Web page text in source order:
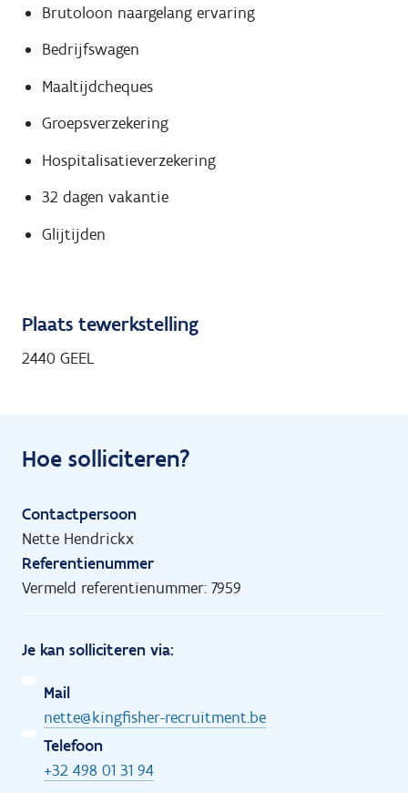
Brutoloon naargelang ervaring
Bedrijfswagen
Maaltijdcheques
Groepsverzekering
Hospitalisatieverzekering
32 dagen vakantie
Glijtijden
Plaats tewerkstelling
2440 GEEL
Hoe solliciteren?
Contactpersoon
Nette Hendrickx
Referentienummer
Vermeld referentienummer: 7959
Je kan solliciteren via:
Mail
nette@kingfisher-recruitment.be
Telefoon
+32 498 01 31 94